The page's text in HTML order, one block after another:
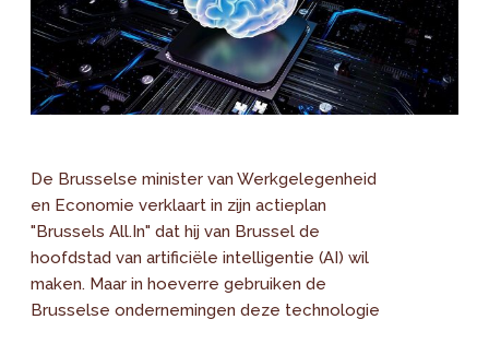
De Brusselse minister van Werkgelegenheid
en Economie verklaart in zijn actieplan
"Brussels All.In" dat hij van Brussel de
hoofdstad van artificiële intelligentie (AI) wil
maken. Maar in hoeverre gebruiken de
Brusselse ondernemingen deze technologie